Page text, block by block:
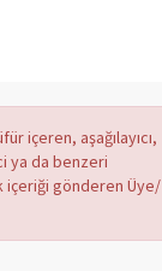
içeren, aşağılayıcı,
ya da benzeri
içeriği gönderen Üye/